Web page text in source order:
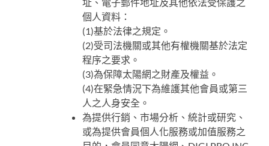
個人資料：
(1)基於法律之規定。
(2)受司法機關或其他有權機關基於法定
程序之要求。
(3)為保障太陽網之財產及權益。
(4)在緊急情況下為維護其他會員或第三
人之人身安全。
為提供行銷、市場分析、統計或研究、
或為提供會員個人化服務或加值服務之